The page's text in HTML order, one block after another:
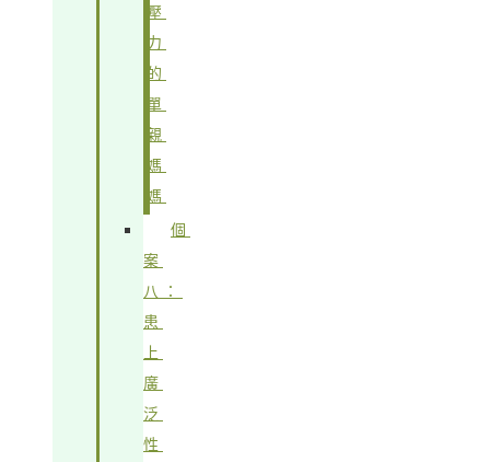
壓
力
的
單
親
媽
媽
個
案
八：
患
上
廣
泛
性